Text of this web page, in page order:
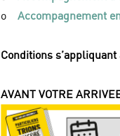
o Accompagnement
Conditions
AVANT VOTRE